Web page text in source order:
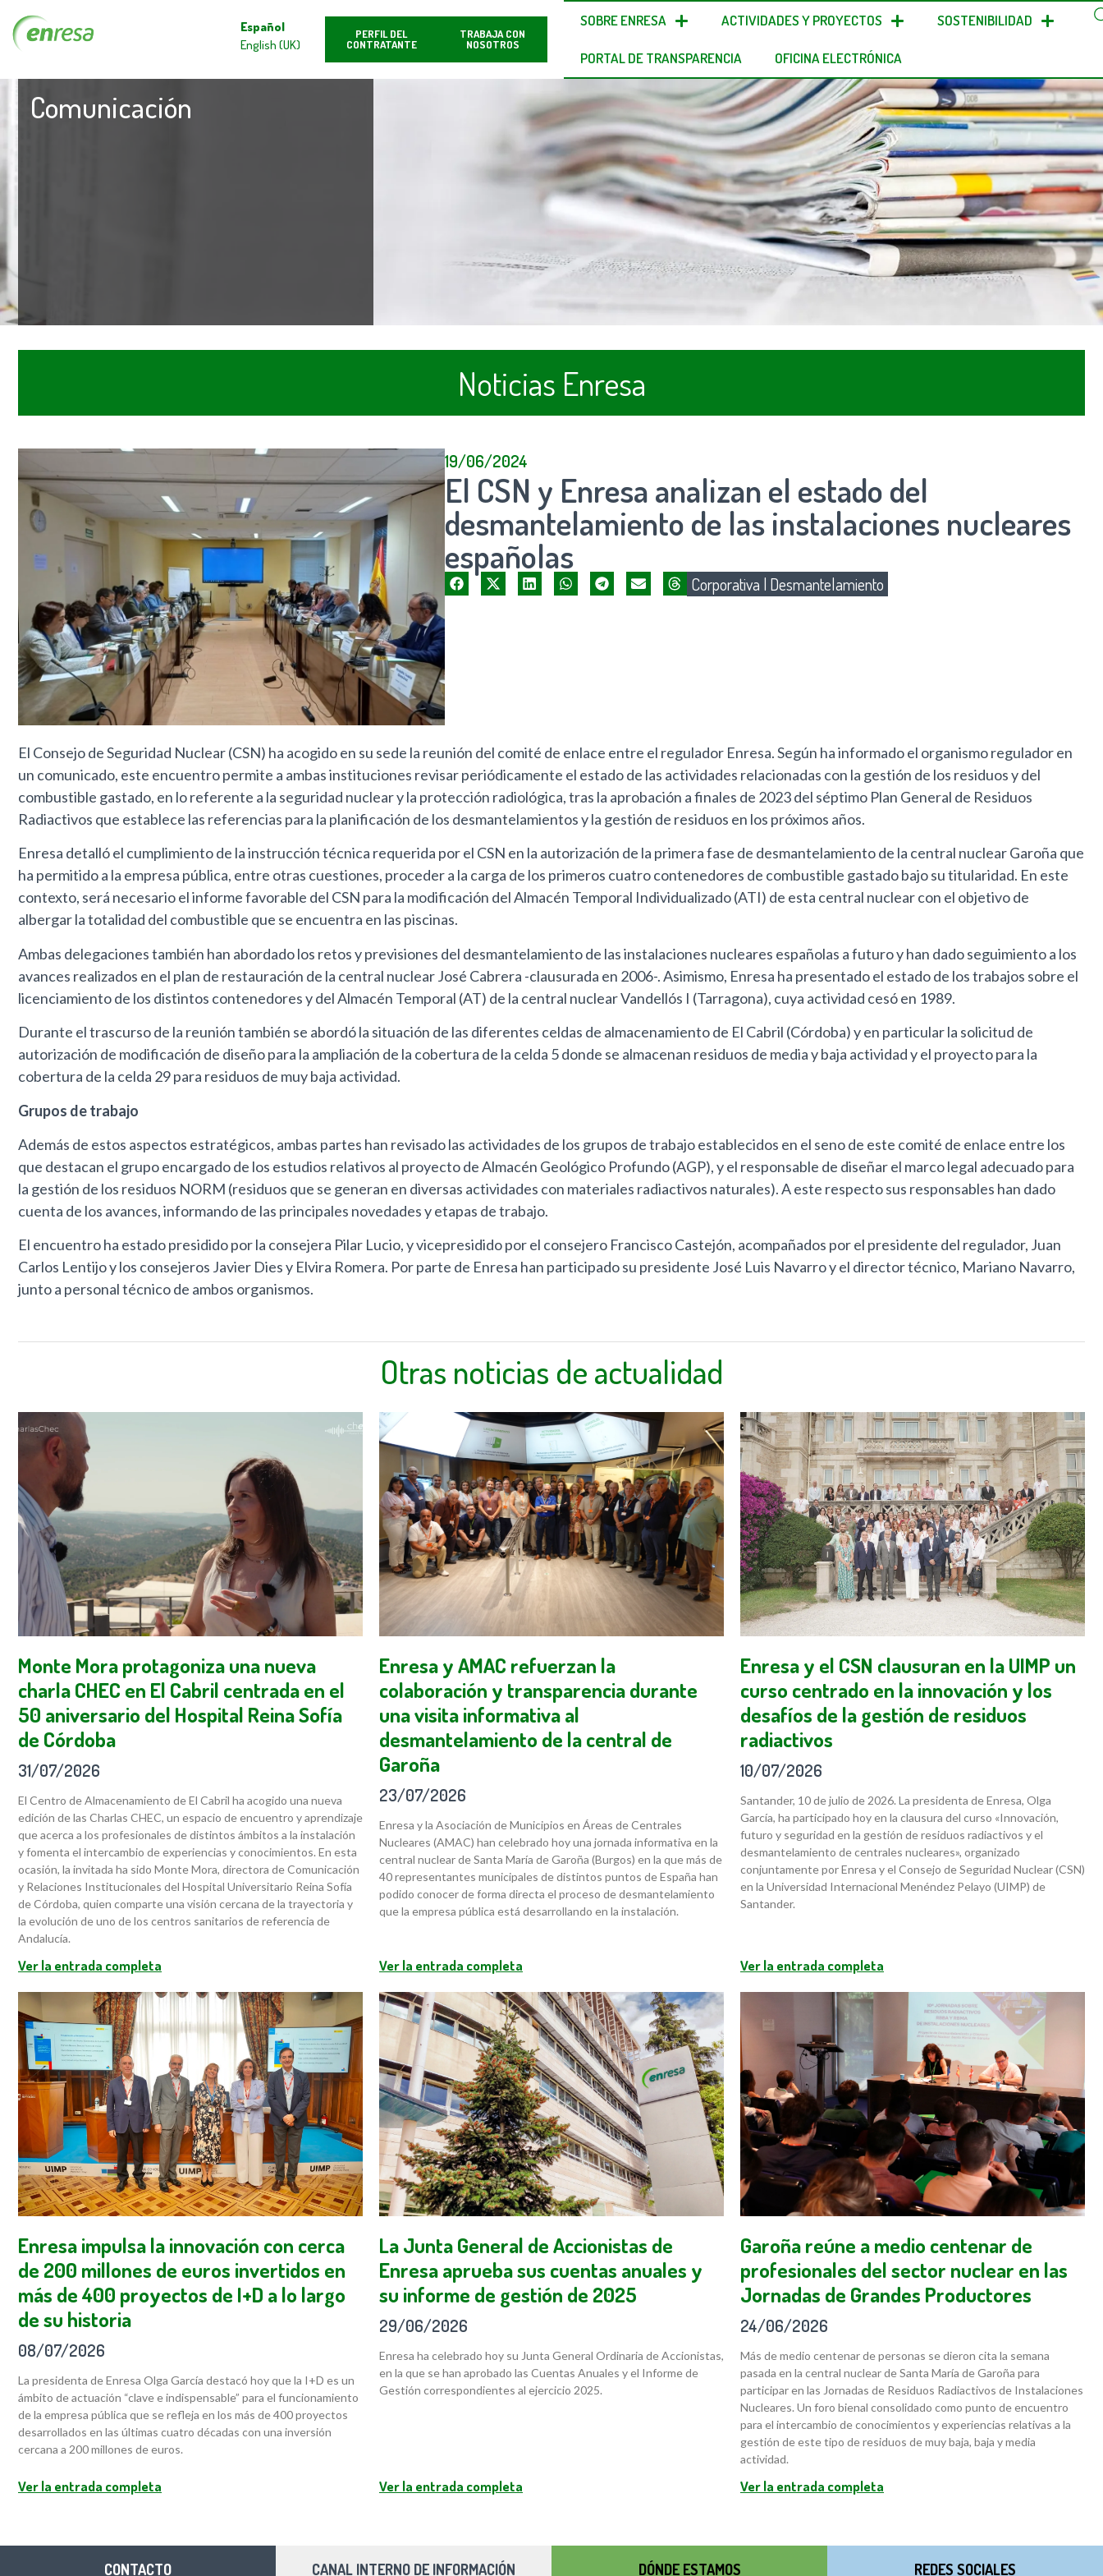
Español
English (UK)
PERFIL DEL
CONTRATANTE
TRABAJA CON
NOSOTROS
SOBRE ENRESA ACTIVIDADES Y PROYECTOS SOSTENIBILIDAD
PORTAL DE TRANSPARENCIA OFICINA ELECTRÓNICA
Comunicación
Noticias Enresa
19/06/2024
El CSN y Enresa analizan el estado del
desmantelamiento de las instalaciones nucleares
españolas
Corporativa | Desmantelamiento
El Consejo de Seguridad Nuclear (CSN) ha acogido en su sede la reunión del comité de enlace entre el regulador Enresa. Según ha informado el organismo regulador en
un comunicado, este encuentro permite a ambas instituciones revisar periódicamente el estado de las actividades relacionadas con la gestión de los residuos y del
combustible gastado, en lo referente a la seguridad nuclear y la protección radiológica, tras la aprobación a finales de 2023 del séptimo Plan General de Residuos
Radiactivos que establece las referencias para la planificación de los desmantelamientos y la gestión de residuos en los próximos años.
Enresa detalló el cumplimiento de la instrucción técnica requerida por el CSN en la autorización de la primera fase de desmantelamiento de la central nuclear Garoña que
ha permitido a la empresa pública, entre otras cuestiones, proceder a la carga de los primeros cuatro contenedores de combustible gastado bajo su titularidad. En este
contexto, será necesario el informe favorable del CSN para la modificación del Almacén Temporal Individualizado (ATI) de esta central nuclear con el objetivo de
albergar la totalidad del combustible que se encuentra en las piscinas.
Ambas delegaciones también han abordado los retos y previsiones del desmantelamiento de las instalaciones nucleares españolas a futuro y han dado seguimiento a los
avances realizados en el plan de restauración de la central nuclear José Cabrera -clausurada en 2006-. Asimismo, Enresa ha presentado el estado de los trabajos sobre el
licenciamiento de los distintos contenedores y del Almacén Temporal (AT) de la central nuclear Vandellós I (Tarragona), cuya actividad cesó en 1989.
Durante el trascurso de la reunión también se abordó la situación de las diferentes celdas de almacenamiento de El Cabril (Córdoba) y en particular la solicitud de
autorización de modificación de diseño para la ampliación de la cobertura de la celda 5 donde se almacenan residuos de media y baja actividad y el proyecto para la
cobertura de la celda 29 para residuos de muy baja actividad.
Grupos de trabajo
Además de estos aspectos estratégicos, ambas partes han revisado las actividades de los grupos de trabajo establecidos en el seno de este comité de enlace entre los
que destacan el grupo encargado de los estudios relativos al proyecto de Almacén Geológico Profundo (AGP), y el responsable de diseñar el marco legal adecuado para
la gestión de los residuos NORM (residuos que se generan en diversas actividades con materiales radiactivos naturales). A este respecto sus responsables han dado
cuenta de los avances, informando de las principales novedades y etapas de trabajo.
El encuentro ha estado presidido por la consejera Pilar Lucio, y vicepresidido por el consejero Francisco Castejón, acompañados por el presidente del regulador, Juan
Carlos Lentijo y los consejeros Javier Dies y Elvira Romera. Por parte de Enresa han participado su presidente José Luis Navarro y el director técnico, Mariano Navarro,
junto a personal técnico de ambos organismos.
Otras noticias de actualidad
Monte Mora protagoniza una nueva
charla CHEC en El Cabril centrada en el
50 aniversario del Hospital Reina Sofía
de Córdoba
31/07/2026
El Centro de Almacenamiento de El Cabril ha acogido una nueva
edición de las Charlas CHEC, un espacio de encuentro y aprendizaje
que acerca a los profesionales de distintos ámbitos a la instalación
y fomenta el intercambio de experiencias y conocimientos. En esta
ocasión, la invitada ha sido Monte Mora, directora de Comunicación
y Relaciones Institucionales del Hospital Universitario Reina Sofía
de Córdoba, quien comparte una visión cercana de la trayectoria y
la evolución de uno de los centros sanitarios de referencia de
Andalucía.
Ver la entrada completa
Enresa y AMAC refuerzan la
colaboración y transparencia durante
una visita informativa al
desmantelamiento de la central de
Garoña
23/07/2026
Enresa y la Asociación de Municipios en Áreas de Centrales
Nucleares (AMAC) han celebrado hoy una jornada informativa en la
central nuclear de Santa María de Garoña (Burgos) en la que más de
40 representantes municipales de distintos puntos de España han
podido conocer de forma directa el proceso de desmantelamiento
que la empresa pública está desarrollando en la instalación.
Ver la entrada completa
Enresa y el CSN clausuran en la UIMP un
curso centrado en la innovación y los
desafíos de la gestión de residuos
radiactivos
10/07/2026
Santander, 10 de julio de 2026. La presidenta de Enresa, Olga
García, ha participado hoy en la clausura del curso «Innovación,
futuro y seguridad en la gestión de residuos radiactivos y el
desmantelamiento de centrales nucleares», organizado
conjuntamente por Enresa y el Consejo de Seguridad Nuclear (CSN)
en la Universidad Internacional Menéndez Pelayo (UIMP) de
Santander.
Ver la entrada completa
Enresa impulsa la innovación con cerca
de 200 millones de euros invertidos en
más de 400 proyectos de I+D a lo largo
de su historia
08/07/2026
La presidenta de Enresa Olga García destacó hoy que la I+D es un
ámbito de actuación “clave e indispensable” para el funcionamiento
de la empresa pública que se refleja en los más de 400 proyectos
desarrollados en las últimas cuatro décadas con una inversión
cercana a 200 millones de euros.
Ver la entrada completa
La Junta General de Accionistas de
Enresa aprueba sus cuentas anuales y
su informe de gestión de 2025
29/06/2026
Enresa ha celebrado hoy su Junta General Ordinaria de Accionistas,
en la que se han aprobado las Cuentas Anuales y el Informe de
Gestión correspondientes al ejercicio 2025.
Ver la entrada completa
Garoña reúne a medio centenar de
profesionales del sector nuclear en las
Jornadas de Grandes Productores
24/06/2026
Más de medio centenar de personas se dieron cita la semana
pasada en la central nuclear de Santa María de Garoña para
participar en las Jornadas de Residuos Radiactivos de Instalaciones
Nucleares. Un foro bienal consolidado como punto de encuentro
para el intercambio de conocimientos y experiencias relativas a la
gestión de este tipo de residuos de muy baja, baja y media
actividad.
Ver la entrada completa
CONTACTO CANAL INTERNO DE INFORMACIÓN DÓNDE ESTAMOS REDES SOCIALES